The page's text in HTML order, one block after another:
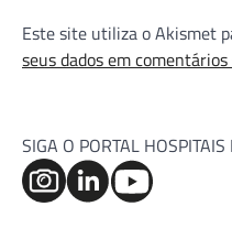
Este site utiliza o Akismet
seus dados em
SIGA O PORTAL